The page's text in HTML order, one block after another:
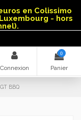
en Colissimo
- hors
Connexion
0
Panier
BBQ